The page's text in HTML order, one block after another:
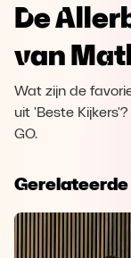
De
van
Wat zijn de
uit 'Beste
GO.